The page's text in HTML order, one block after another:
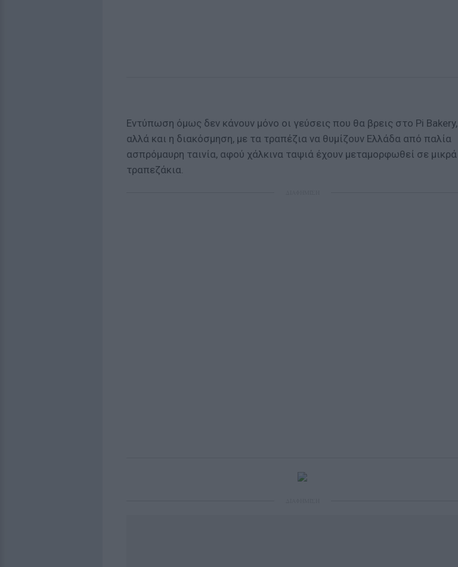
Εντύπωση όμως δεν κάνουν μόνο οι γεύσεις που θα βρεις στο Pi Bakery,
αλλά και η διακόσμηση, με τα τραπέζια να θυμίζουν Ελλάδα από παλία
ασπρόμαυρη ταινία, αφού χάλκινα ταψιά έχουν μεταμορφωθεί σε μικρά
τραπεζάκια.